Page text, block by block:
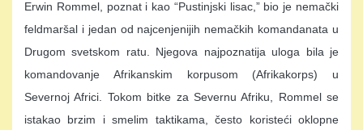
Erwin Rommel, poznat i kao “Pustinjski lisac,” bio je nemački
feldmaršal i jedan od najcenjenijih nemačkih komandanata u
Drugom svetskom ratu. Njegova najpoznatija uloga bila je
komandovanje Afrikanskim korpusom (Afrikakorps) u
Severnoj Africi. Tokom bitke za Severnu Afriku, Rommel se
istakao brzim i smelim taktikama, često koristeći oklopne